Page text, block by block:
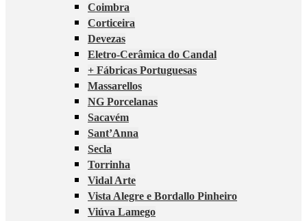
Coimbra
Corticeira
Devezas
Eletro-Cerâmica do Candal
+ Fábricas Portuguesas
Massarellos
NG Porcelanas
Sacavém
Sant’Anna
Secla
Torrinha
Vidal Arte
Vista Alegre e Bordallo Pinheiro
Viúva Lamego